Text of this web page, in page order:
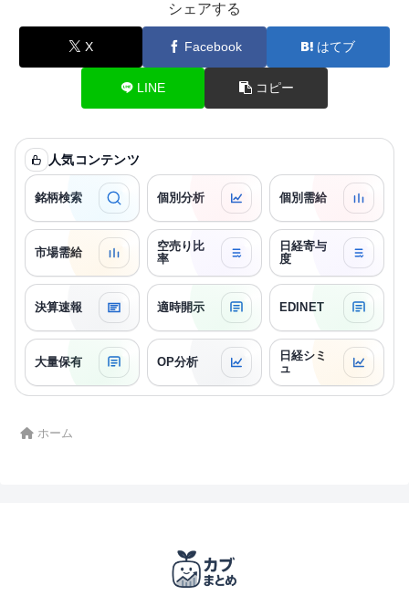
シェアする
X Facebook はてブ
LINE コピー
人気コンテンツ
銘柄検索 個別分析 個別需給
市場需給
空売り比
率
日経寄与
度
決算速報 適時開示 EDINET
大量保有 OP分析
日経シミ
ュ
ホーム